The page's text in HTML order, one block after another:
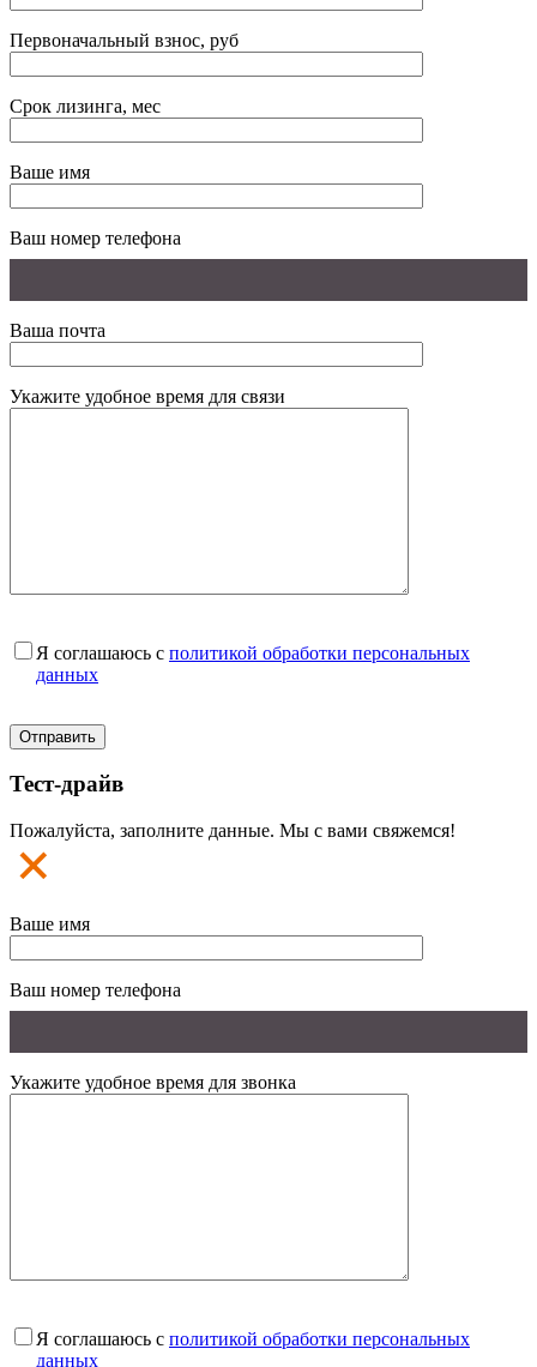
Первоначальный взнос, руб
Срок лизинга, мес
Ваше имя
Ваш номер телефона
Ваша почта
Укажите удобное время для связи
Я соглашаюсь с политикой обработки персональных
данных
Тест-драйв
Пожалуйста, заполните данные. Мы с вами свяжемся!
Ваше имя
Ваш номер телефона
Укажите удобное время для звонка
Я соглашаюсь с политикой обработки персональных
данных